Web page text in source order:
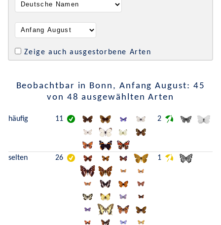
Zeige auch ausgestorbene Arten
Beobachtbar in Bonn, Anfang August: 45
von 48 ausgewählten Arten
häufig 11 2
selten 26 1